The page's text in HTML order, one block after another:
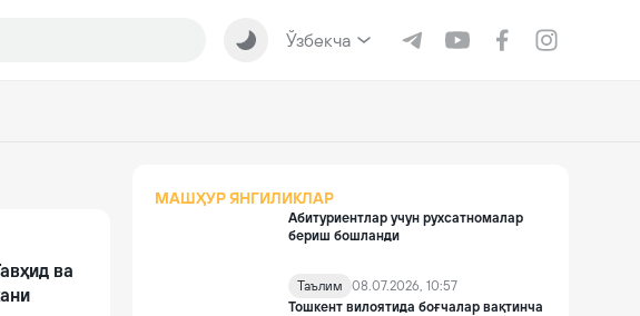
Ўзбекча
ва
МАШҲУР ЯНГИЛИКЛАР
Абитуриентлар учун рухсатномалар
бериш бошланди
Таълим
08.07.2026, 10:57
Тошкент вилоятида боғчалар вақтинча